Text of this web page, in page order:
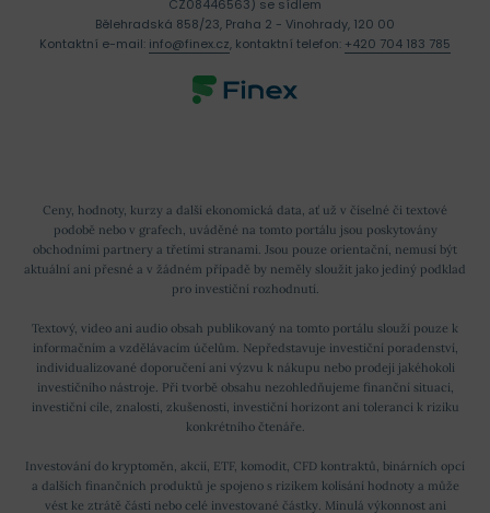
kontraktů.Na to, aby k tomu mohlo dojít se Dfinity
delegated Proof-of-Stake (dPoS) konsensus
Díky tomu by mělo dojít ke eliminování vysokých časů
transakčních bloků spojených s PoW a také ke
efektivnějšímu rozdělení hlasovacích práv spojených s
PoS.
POZNÁMKA
Přečtěte si: Co je Proof-of-Work a Proof-of-
Ceny, hodnoty, kurzy a další ekonomická data, ať už v číselné či textové
podobě nebo v grafech, uváděné na tomto portálu jsou poskytovány
obchodními partnery a třetími stranami. Jsou pouze orientační, nemusí být
aktuální ani přesné a v žádném případě by neměly sloužit jako jediný podklad
pro investiční rozhodnutí.
Textový, video ani audio obsah publikovaný na tomto portálu slouží pouze k
informačním a vzdělávacím účelům. Nepředstavuje investiční poradenství,
individualizované doporučení ani výzvu k nákupu nebo prodeji jakéhokoli
investičního nástroje. Při tvorbě obsahu nezohledňujeme finanční situaci,
investiční cíle, znalosti, zkušenosti, investiční horizont ani toleranci k riziku
konkrétního čtenáře.
Investování do kryptoměn, akcií, ETF, komodit, CFD kontraktů, binárních opcí
a dalších finančních produktů je spojeno s rizikem kolísání hodnoty a může
vést ke ztrátě části nebo celé investované částky. Minulá výkonnost ani
CZ08446563) se sídlem
Bělehradská 858/23, Praha 2 - Vinohrady, 120 00
Kontaktní e-mail: info@finex.cz, kontaktní telefon: +420 704 183 785